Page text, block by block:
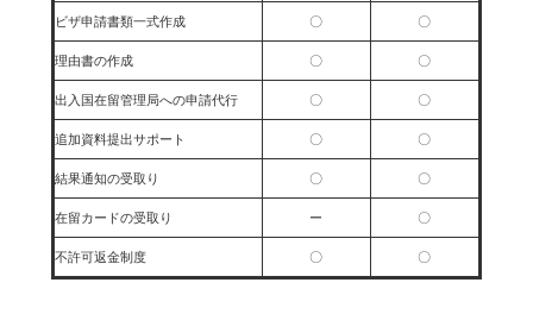
ビザ申請書類一式作成 〇 〇
理由書の作成 〇 〇
出入国在留管理局への申請代行 〇 〇
追加資料提出サポート 〇 〇
結果通知の受取り 〇 〇
在留カードの受取り ー 〇
不許可返金制度 〇 〇